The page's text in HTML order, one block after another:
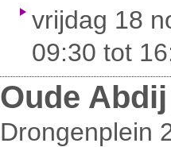
vrijdag 18
09:30 tot
Oude Abdij
Drongenplein